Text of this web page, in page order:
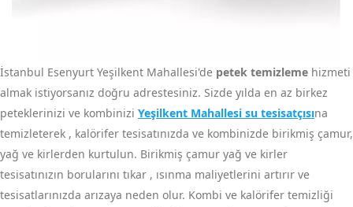
İstanbul Esenyurt Yeşilkent Mahallesi'de petek temizleme hizmeti
almak istiyorsanız doğru adrestesiniz. Sizde yılda en az birkez
peteklerinizi ve kombinizi Yeşilkent Mahallesi su tesisatçısına
temizleterek , kalörifer tesisatınızda ve kombinizde birikmiş çamur,
yağ ve kirlerden kurtulun. Birikmiş çamur yağ ve kirler
tesisatınızın borularını tıkar , ısınma maliyetlerini artırır ve
tesisatlarınızda arızaya neden olur. Kombi ve kalörifer temizliği